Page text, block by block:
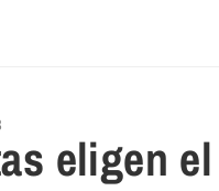
eligen